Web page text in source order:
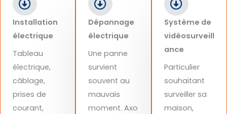
Installation
électrique
Tableau
électrique,
câblage,
prises de
courant,
Dépannage
électrique
Une panne
survient
souvent au
mauvais
moment. Axo
Système de
vidéosurveill
ance
Particulier
souhaitant
surveiller sa
maison,